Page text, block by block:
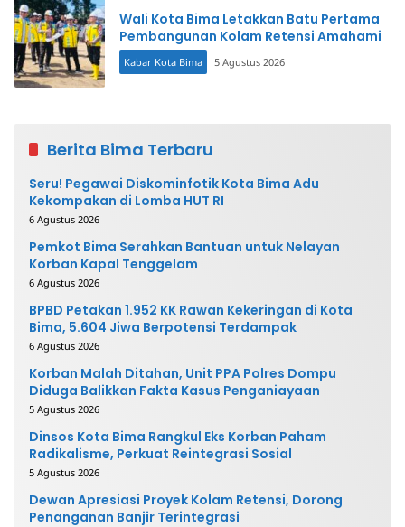
Wali Kota Bima Letakkan Batu Pertama
Pembangunan Kolam Retensi Amahami
Kabar Kota Bima 5 Agustus 2026
Berita Bima Terbaru
Seru! Pegawai Diskominfotik Kota Bima Adu
Kekompakan di Lomba HUT RI
6 Agustus 2026
Pemkot Bima Serahkan Bantuan untuk Nelayan
Korban Kapal Tenggelam
6 Agustus 2026
BPBD Petakan 1.952 KK Rawan Kekeringan di Kota
Bima, 5.604 Jiwa Berpotensi Terdampak
6 Agustus 2026
Korban Malah Ditahan, Unit PPA Polres Dompu
Diduga Balikkan Fakta Kasus Penganiayaan
5 Agustus 2026
Dinsos Kota Bima Rangkul Eks Korban Paham
Radikalisme, Perkuat Reintegrasi Sosial
5 Agustus 2026
Dewan Apresiasi Proyek Kolam Retensi, Dorong
Penanganan Banjir Terintegrasi